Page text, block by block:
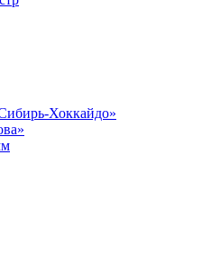
Хоккайдо»